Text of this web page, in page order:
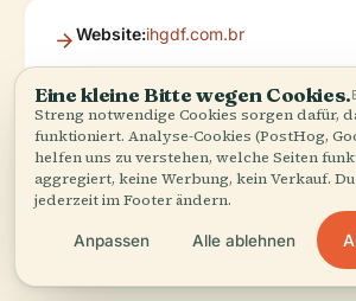
Website:ihgdf.com.br
Hören Sie die ganze
Eine kleine Bitte wegen Cookies.
Streng notwendige Cookies sorgen dafür,
funktioniert. Analyse-Cookies (PostHog,
helfen uns zu verstehen, welche Seiten
aggregiert, keine Werbung, kein Verkauf.
jederzeit im Footer ändern.
Anpassen Alle ablehnen